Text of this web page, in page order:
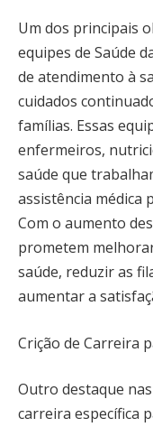
Um dos principais
equipes de Saúde
de atendimento à
cuidados
famílias. Essas
enfermeiros,
saúde que
assistência médica
Com o aumento
prometem
saúde, reduzir as
aumentar a
Crição de Carreira
Outro destaque
carreira específica